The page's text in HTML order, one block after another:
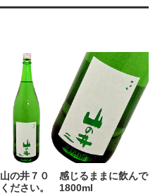
山の井７０ 感じるままに飲んで
ください。 1800ml